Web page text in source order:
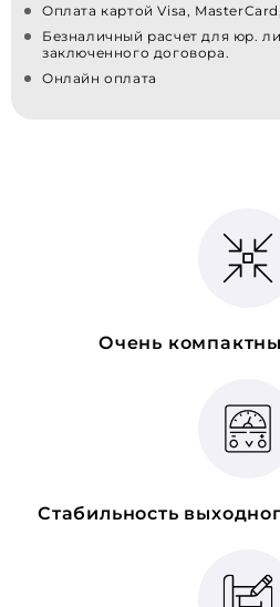
Оплата картой Visa,
Безналичный расчет для юр.
заключенного договора.
Онлайн оплата
Очень
Стабильность